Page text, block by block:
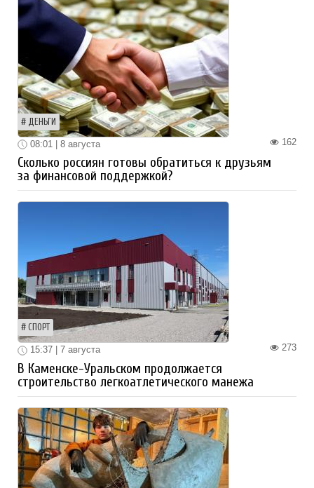
ДЕНЬГИ
162
08:01 | 8 августа
Сколько россиян готовы обратиться к друзьям
за финансовой поддержкой?
СПОРТ
273
15:37 | 7 августа
В Каменске-Уральском продолжается
строительство легкоатлетического манежа